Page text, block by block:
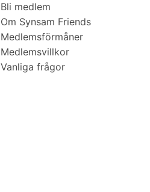
Bli medlem
Om Synsam Friends
Medlemsförmåner
Medlemsvillkor
Vanliga frågor